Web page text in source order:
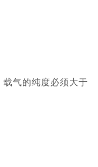
气的纯度必须大于